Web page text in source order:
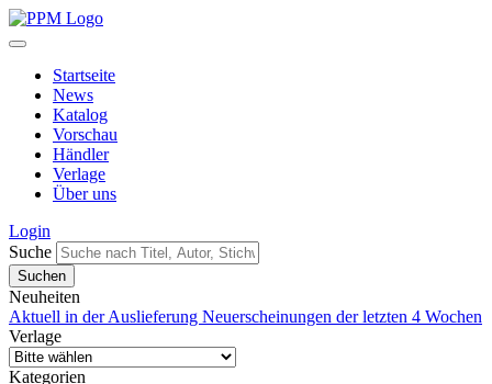
Startseite
News
Katalog
Vorschau
Händler
Verlage
Über uns
Login
Suche
Neuheiten
Aktuell in der Auslieferung Neuerscheinungen der letzten 4 Wochen
Verlage
Kategorien